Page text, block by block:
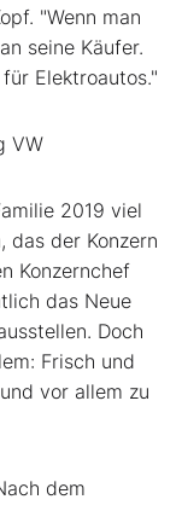
"Wenn man
seine Käufer.
Elektroautos."
VW
2019 viel
das der Konzern
Konzernchef
das Neue
Doch
Frisch und
vor allem zu
dem